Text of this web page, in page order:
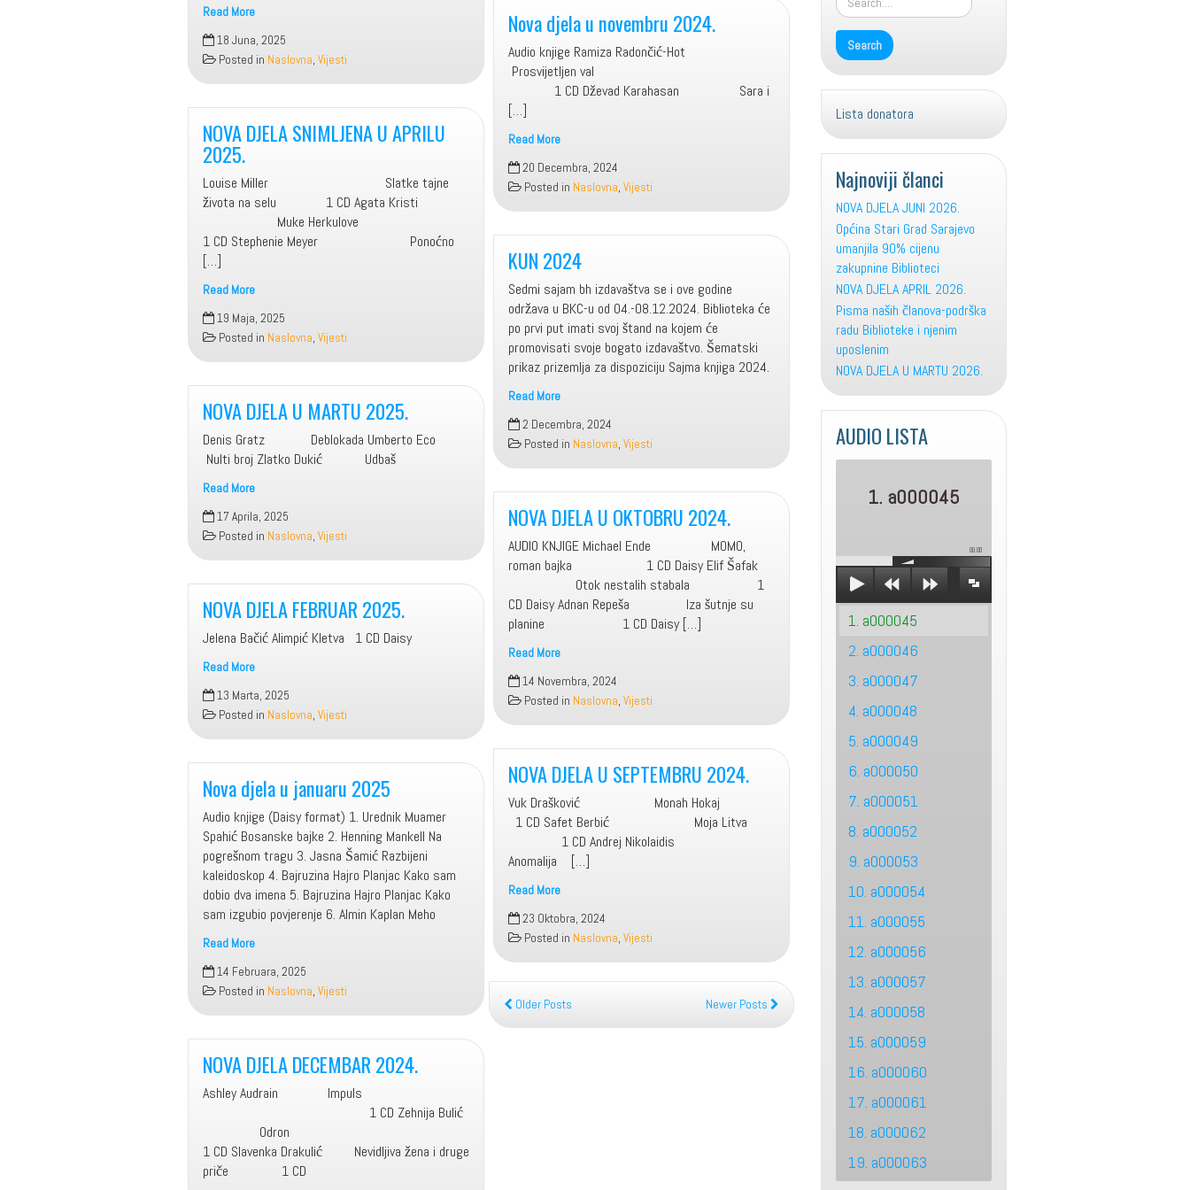
Read More
Nova
djela
snimljena
u
Biblioteci
tokom
mjeseca
maja
2025.
18 Juna, 2025
Posted in Naslovna, Vijesti
NOVA DJELA SNIMLJENA U APRILU
2025.
Louise Miller Slatke tajne
života na selu 1 CD Agata Kristi
Muke Herkulove
1 CD Stephenie Meyer Ponoćno
[…]
Read More
NOVA
DJELA
SNIMLJENA
U
APRILU
2025.
19 Maja, 2025
Posted in Naslovna, Vijesti
NOVA DJELA U MARTU 2025.
Denis Gratz Deblokada Umberto Eco
Nulti broj Zlatko Dukić Udbaš
Read More
NOVA
DJELA
U
MARTU
2025.
17 Aprila, 2025
Posted in Naslovna, Vijesti
NOVA DJELA FEBRUAR 2025.
Jelena Bačić Alimpić Kletva 1 CD Daisy
Read More
NOVA
DJELA
FEBRUAR
2025.
13 Marta, 2025
Posted in Naslovna, Vijesti
Nova djela u januaru 2025
Audio knjige (Daisy format) 1. Urednik Muamer
Spahić Bosanske bajke 2. Henning Mankell Na
pogrešnom tragu 3. Jasna Šamić Razbijeni
kaleidoskop 4. Bajruzina Hajro Planjac Kako sam
dobio dva imena 5. Bajruzina Hajro Planjac Kako
sam izgubio povjerenje 6. Almin Kaplan Meho
Read More
Nova
djela
u
januaru
2025
14 Februara, 2025
Posted in Naslovna, Vijesti
NOVA DJELA DECEMBAR 2024.
Ashley Audrain Impuls
1 CD Zehnija Bulić
Odron
1 CD Slavenka Drakulić Nevidljiva žena i druge
priče 1 CD
Nova djela u novembru 2024.
Audio knjige Ramiza Radončić-Hot
Prosvijetljen val
1 CD Dževad Karahasan Sara i
[…]
Read More
Nova
djela
u
novembru
2024.
20 Decembra, 2024
Posted in Naslovna, Vijesti
KUN 2024
Sedmi sajam bh izdavaštva se i ove godine
održava u BKC-u od 04.-08.12.2024. Biblioteka će
po prvi put imati svoj štand na kojem će
promovisati svoje bogato izdavaštvo. Šematski
prikaz prizemlja za dispoziciju Sajma knjiga 2024.
Read More
KUN
20242 Decembra, 2024
Posted in Naslovna, Vijesti
NOVA DJELA U OKTOBRU 2024.
AUDIO KNJIGE Michael Ende MOMO,
roman bajka 1 CD Daisy Elif Šafak
Otok nestalih stabala 1
CD Daisy Adnan Repeša Iza šutnje su
planine 1 CD Daisy […]
Read More
NOVA
DJELA
U
OKTOBRU
2024.
14 Novembra, 2024
Posted in Naslovna, Vijesti
NOVA DJELA U SEPTEMBRU 2024.
Vuk Drašković Monah Hokaj
1 CD Safet Berbić Moja Litva
1 CD Andrej Nikolaidis
Anomalija […]
Read More
NOVA
DJELA
U
SEPTEMBRU
2024.
23 Oktobra, 2024
Posted in Naslovna, Vijesti
Older Posts Newer Posts
Lista donatora
Najnoviji članci
NOVA DJELA JUNI 2026.
Općina Stari Grad Sarajevo
umanjila 90% cijenu
zakupnine Biblioteci
NOVA DJELA APRIL 2026.
Pisma naših članova-podrška
radu Biblioteke i njenim
uposlenim
NOVA DJELA U MARTU 2026.
AUDIO LISTA
1. a000045
00:00
1. a000045
2. a000046
3. a000047
4. a000048
5. a000049
6. a000050
7. a000051
8. a000052
9. a000053
10. a000054
11. a000055
12. a000056
13. a000057
14. a000058
15. a000059
16. a000060
17. a000061
18. a000062
19. a000063